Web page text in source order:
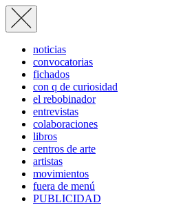
noticias
convocatorias
fichados
con q de curiosidad
el rebobinador
entrevistas
colaboraciones
libros
centros de arte
artistas
movimientos
fuera de menú
PUBLICIDAD